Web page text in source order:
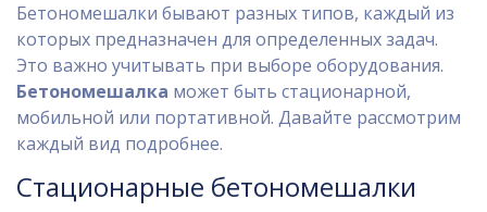
Бетономешалки бывают разных типов, каждый из
которых предназначен для определенных задач.
Это важно учитывать при выборе оборудования.
Бетономешалка может быть стационарной,
мобильной или портативной. Давайте рассмотрим
каждый вид подробнее.
Стационарные бетономешалки